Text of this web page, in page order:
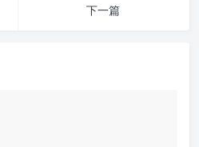
下一篇